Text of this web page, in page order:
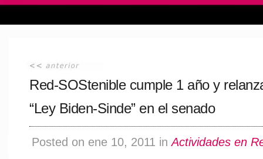
Red-SOStenible cumple 1 año y
“Ley Biden-Sinde” en el senado
Posted on ene 10, 2011 inActividades en